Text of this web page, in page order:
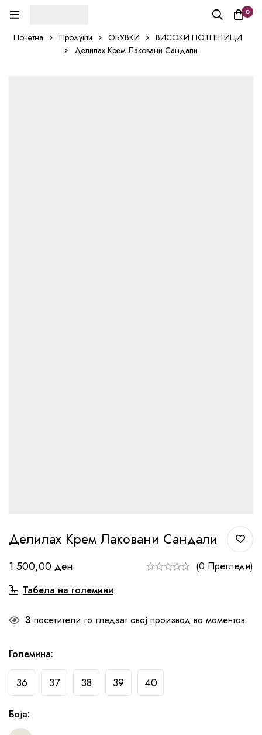
0
Почетна Продукти ОБУВКИ
ВИСОКИ ПОТПЕТИЦИ
Делилах Крем Лаковани Сандали
Делилах Крем Лаковани Сандали
1.500,00ден
(0 Прегледи)
Табела на големини
3 посетители го гледаат овој производ во моментов
Големина:
36 37 38 39 40
Боја: